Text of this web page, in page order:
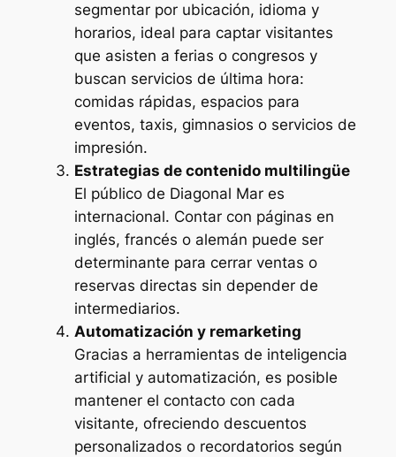
segmentar por ubicación, idioma y
horarios, ideal para captar visitantes
que asisten a ferias o congresos y
buscan servicios de última hora:
comidas rápidas, espacios para
eventos, taxis, gimnasios o servicios de
impresión.
Estrategias de contenido multilingüe
El público de Diagonal Mar es
internacional. Contar con páginas en
inglés, francés o alemán puede ser
determinante para cerrar ventas o
reservas directas sin depender de
intermediarios.
Automatización y remarketing
Gracias a herramientas de inteligencia
artificial y automatización, es posible
mantener el contacto con cada
visitante, ofreciendo descuentos
personalizados o recordatorios según